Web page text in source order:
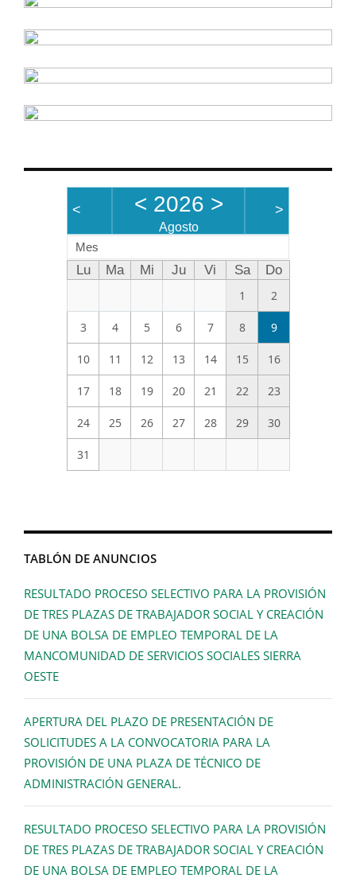
< < 2026 >
Agosto
>
Mes
Lu Ma Mi Ju Vi Sa
Do
1
2
3 4 5 6 7 8 9
10 11 12 13 14 15 16
17 18 19 20 21 22 23
24 25 26 27 28 29 30
31
TABLÓN DE ANUNCIOS
RESULTADO PROCESO SELECTIVO PARA LA PROVISIÓN
DE TRES PLAZAS DE TRABAJADOR SOCIAL Y CREACIÓN
DE UNA BOLSA DE EMPLEO TEMPORAL DE LA
MANCOMUNIDAD DE SERVICIOS SOCIALES SIERRA
OESTE
APERTURA DEL PLAZO DE PRESENTACIÓN DE
SOLICITUDES A LA CONVOCATORIA PARA LA
PROVISIÓN DE UNA PLAZA DE TÉCNICO DE
ADMINISTRACIÓN GENERAL.
RESULTADO PROCESO SELECTIVO PARA LA PROVISIÓN
DE TRES PLAZAS DE TRABAJADOR SOCIAL Y CREACIÓN
DE UNA BOLSA DE EMPLEO TEMPORAL DE LA